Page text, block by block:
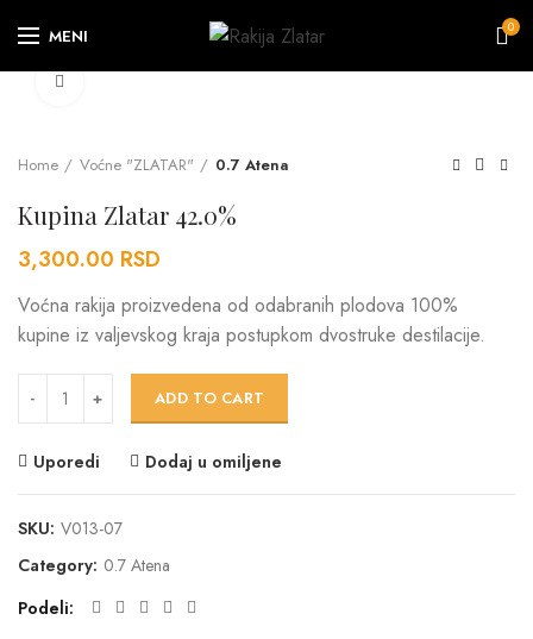
MENI 0
Home Voćne "ZLATAR" 0.7 Atena
Kupina Zlatar 42.0%
3,300.00 RSD
Voćna rakija proizvedena od odabranih plodova 100%
kupine iz valjevskog kraja postupkom dvostruke destilacije.
Kupina Zlatar 42.0% quantity
ADD TO CART
Uporedi Dodaj u omiljene
SKU: V013-07
Category: 0.7 Atena
Podeli